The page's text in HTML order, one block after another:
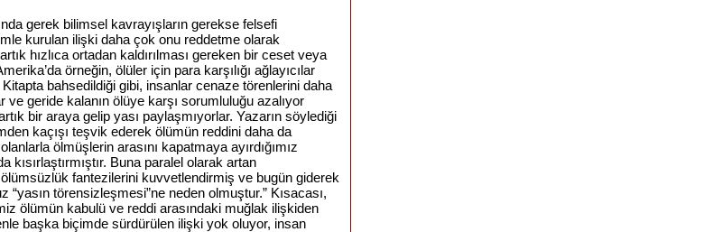
gerek bilimsel kavrayışların gerekse felsefi
kurulan ilişki daha çok onu reddetme olarak
hızlıca ortadan kaldırılması gereken bir ceset veya
örneğin, ölüler için para karşılığı ağlayıcılar
bahsedildiği gibi, insanlar cenaze törenlerini daha
ve geride kalanın ölüye karşı sorumluluğu azalıyor
bir araya gelip yası paylaşmıyorlar. Yazarın söylediği
kaçışı teşvik ederek ölümün reddini daha da
ölmüşlerin arasını kapatmaya ayırdığımız
kısırlaştırmıştır. Buna paralel olarak artan
fantezilerini kuvvetlendirmiş ve bugün giderek
“yasın törensizleşmesi”ne neden olmuştur.” Kısacası,
ölümün kabulü ve reddi arasındaki muğlak ilişkiden
başka biçimde sürdürülen ilişki yok oluyor, insan